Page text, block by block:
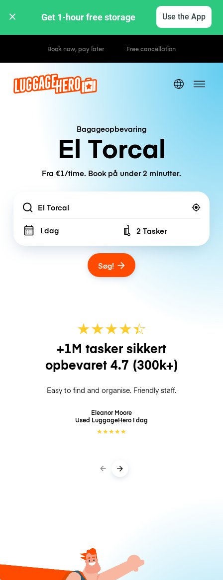
Get 1-hour free storage Use the App
Hourly / Daily Rates
Bagageopbevaring
El Torcal
Fra €1/time. Book på under 2 minutter.
Location
I dag Number of bags
2 Tasker
Søg!
★★★★☆
★
+1M tasker sikkert
opbevaret 4.7 (300k+)
Easy to find and organise. Friendly staff.
Eleanor Moore
Used LuggageHero I dag
★★★★★